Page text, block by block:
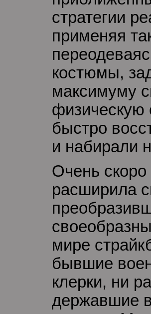
стратегии
применяя
костюмы,
максимуму
физическую
быстро
и набирали
Очень скоро
расширила
мире
бывшие
клерки, ни
державшие